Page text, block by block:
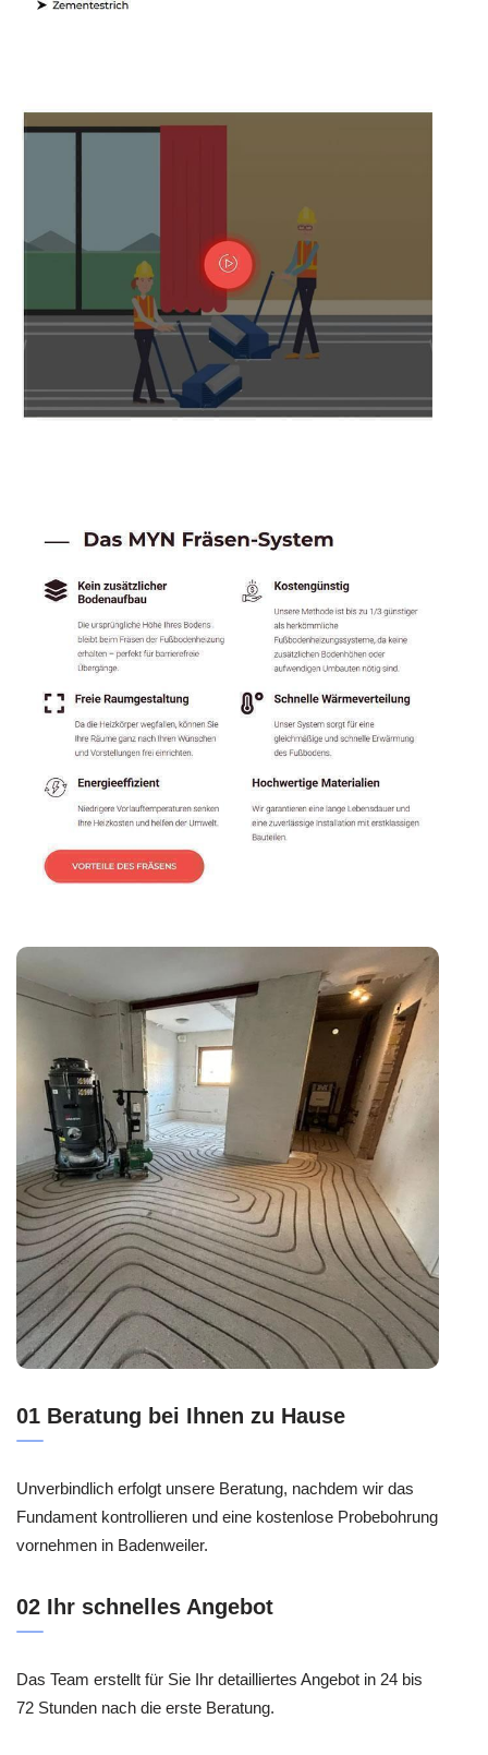
01 Beratung bei Ihnen zu Hause
Unverbindlich erfolgt unsere Beratung, nachdem wir das
Fundament kontrollieren und eine kostenlose Probebohrung
vornehmen in Badenweiler.
02 Ihr schnelles Angebot
Das Team erstellt für Sie Ihr detailliertes Angebot in 24 bis
72 Stunden nach die erste Beratung.